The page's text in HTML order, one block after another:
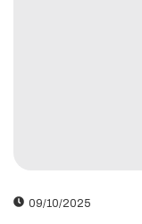
09/10/2025